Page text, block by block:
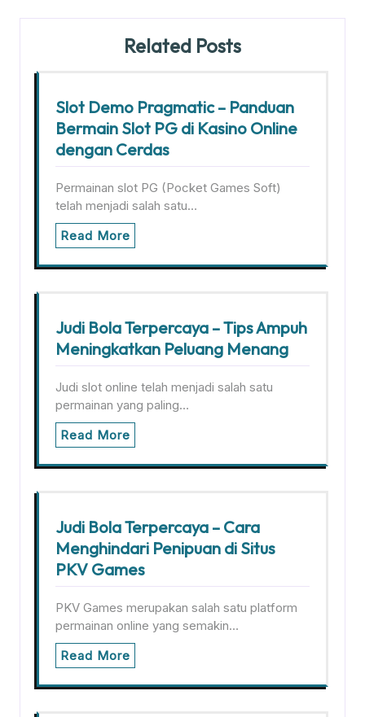
Related Posts
Slot Demo Pragmatic – Panduan
Bermain Slot PG di Kasino Online
dengan Cerdas
Permainan slot PG (Pocket Games Soft)
telah menjadi salah satu…
Read More
Judi Bola Terpercaya – Tips Ampuh
Meningkatkan Peluang Menang
Judi slot online telah menjadi salah satu
permainan yang paling…
Read More
Judi Bola Terpercaya – Cara
Menghindari Penipuan di Situs
PKV Games
PKV Games merupakan salah satu platform
permainan online yang semakin…
Read More